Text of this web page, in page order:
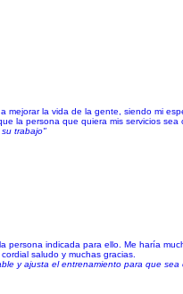
la vida de la gente, siendo mi
la persona que quiera mis servicios sea
su trabajo"
indicada para ello. Me haría
saludo y muchas gracias.
y ajusta el entrenamiento para que